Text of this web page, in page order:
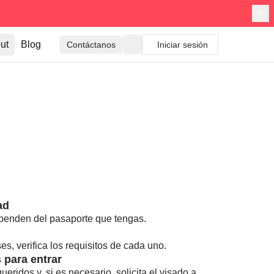
Blog Contáctanos Iniciar sesión
unos segundos.
del pasaporte que tengas.
verifica los requisitos de cada uno.
para entrar